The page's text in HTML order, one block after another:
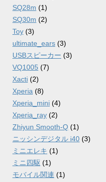
SQ28m (1)
SQ30m (2)
Toy (3)
ultimate_ears (3)
USBスピーカー (3)
VQ1005 (7)
Xacti (2)
Xperia (8)
Xperia_mini (4)
Xperia_ray (2)
Zhiyun Smooth-Q (1)
ニッシンデジタル i40 (3)
ミニエレキ (1)
ミニ四駆 (1)
モバイル関連 (1)